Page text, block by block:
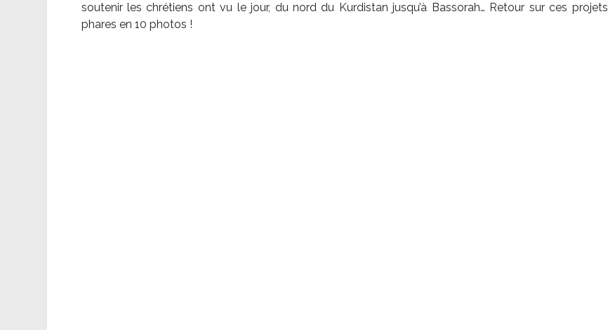
soutenir les chrétiens ont vu le jour, du nord du Kurdistan jusqu’à Bassorah… Retour sur ces projets
phares en 10 photos !